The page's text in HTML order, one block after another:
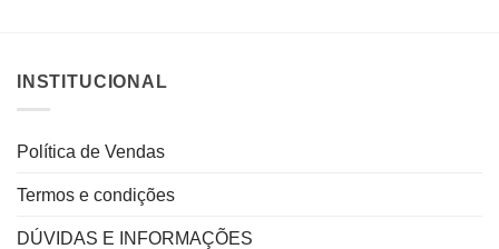
INSTITUCIONAL
Política de Vendas
Termos e condições
DÚVIDAS E INFORMAÇÕES